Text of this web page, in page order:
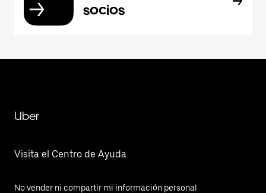
socios
Uber
Visita el Centro de Ayuda
No vender ni compartir mi información personal